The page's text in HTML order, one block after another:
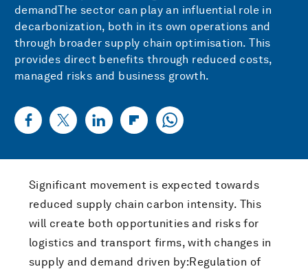
demandThe sector can play an influential role in
decarbonization, both in its own operations and
through broader supply chain optimisation. This
provides direct benefits through reduced costs,
managed risks and business growth.
Significant movement is expected towards
reduced supply chain carbon intensity. This
will create both opportunities and risks for
logistics and transport firms, with changes in
supply and demand driven by:Regulation of